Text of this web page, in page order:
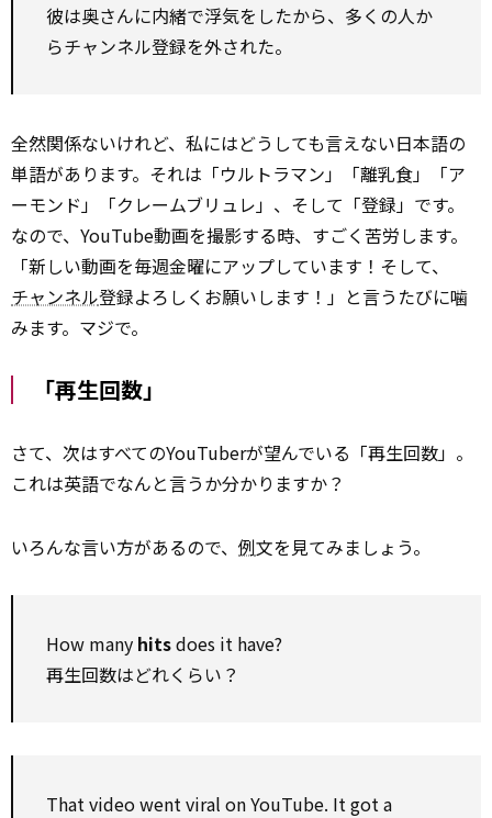
彼は奥さんに内緒で浮気をしたから、多くの人か
らチャンネル登録を外された。
全然関係ないけれど、私にはどうしても言えない日本語の
単語があります。それは「ウルトラマン」「離乳食」「ア
ーモンド」「クレームブリュレ」、そして「登録」です。
なので、YouTube動画を撮影する時、すごく苦労します。
「新しい動画を毎週金曜にアップしています！そして、
チャンネル登録よろしくお願いします！」と言うたびに噛
みます。マジで。
「再生回数」
さて、次はすべてのYouTuberが望んでいる「再生回数」。
これは英語でなんと言うか分かりますか？
いろんな言い方があるので、 例文を見てみましょう。
How many hitsdoes it have?
再生回数はどれくらい？
That video went viral on YouTube. It got a